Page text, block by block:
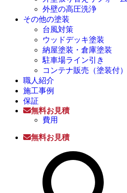
外壁の高圧洗浄
その他の塗装
台風対策
ウッドデッキ塗装
納屋塗装・倉庫塗装
駐車場ライン引き
コンテナ販売（塗装付）
職人紹介
施工事例
保証
無料お見積
費用
無料お見積